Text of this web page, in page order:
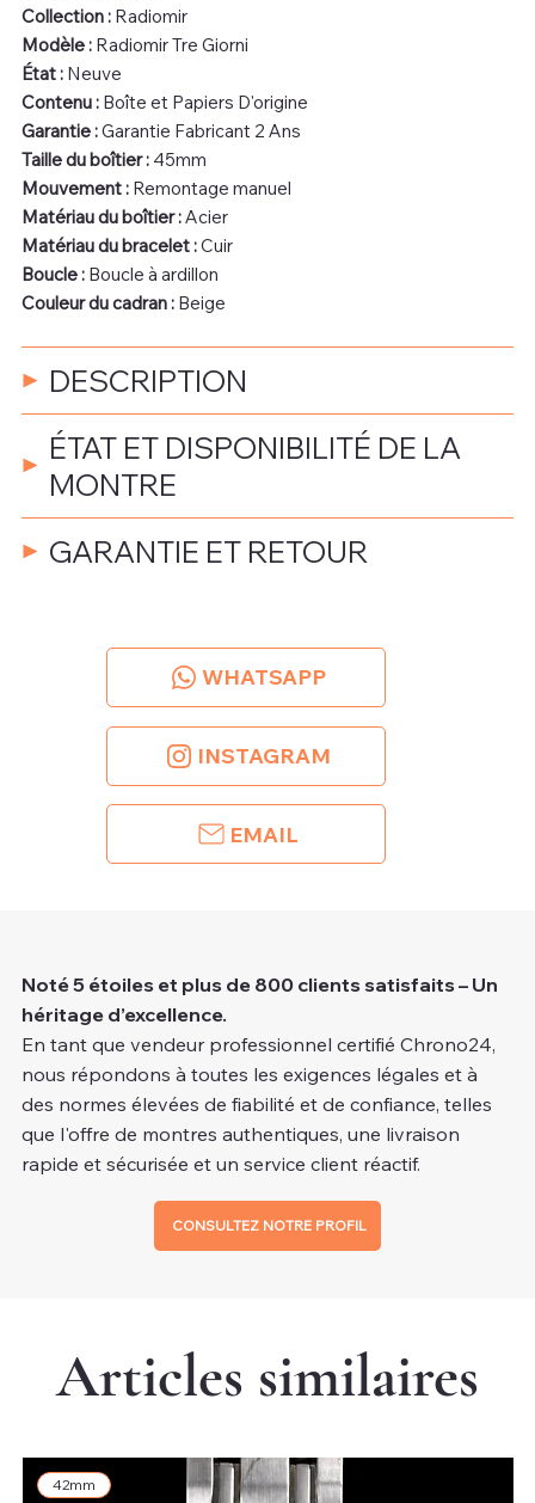
Collection : Radiomir
Modèle : Radiomir Tre Giorni
État :Neuve
Contenu :Boîte et Papiers D'origine
Garantie :Garantie Fabricant 2 Ans
Taille du boîtier : 45mm
Mouvement : Remontage manuel
Matériau du boîtier :Acier
Matériau du bracelet :Cuir
Boucle : Boucle à ardillon
Couleur du cadran : Beige
DESCRIPTION
ÉTAT ET DISPONIBILITÉ DE LA
MONTRE
GARANTIE ET RETOUR
WHATSAPP
INSTAGRAM
EMAIL
Noté 5 étoiles et plus de 800 clients satisfaits – Un
héritage d’excellence.
En tant que vendeur professionnel certifié Chrono24,
nous répondons à toutes les exigences légales et à
des normes élevées de fiabilité et de confiance, telles
que l'offre de montres authentiques, une livraison
rapide et sécurisée et un service client réactif.
CONSULTEZ NOTRE PROFIL
Articles similaires
42mm